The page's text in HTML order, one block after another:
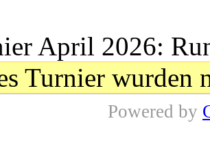
April 2026:
Turnier wurden
Powered by